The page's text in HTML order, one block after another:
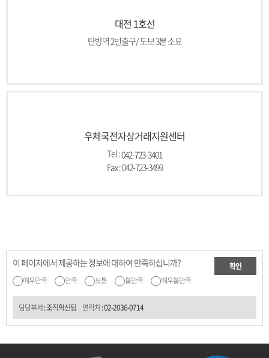
대전 1호선
탄방역 2번출구/ 도보 3분 소요
우체국전자상거래지원센터
Tel :042-723-3401
Fax : 042-723-3499
이 페이지에서 제공하는 정보에 대하여 만족하십니까?
매우만족 만족 보통 불만족 매우불만족
확인
담당부서 : 조직혁신팀 연락처 :02-2036-0714